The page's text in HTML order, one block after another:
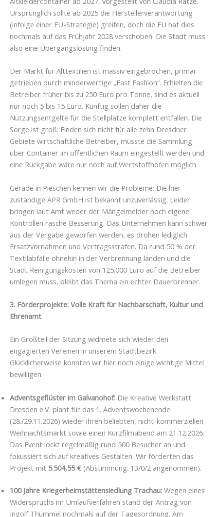
Ursprünglich sollte ab 2025 die Herstellerverantwortung
(infolge einer EU-Strategie) greifen, doch die EU hat dies
nochmals auf das Frühjahr 2028 verschoben. Die Stadt muss
also eine Übergangslösung finden.
Der Markt für Alttextilien ist massiv eingebrochen, primär
getrieben durch minderwertige „Fast Fashion“. Erhielten die
Betreiber früher bis zu 250 Euro pro Tonne, sind es aktuell
nur noch 5 bis 15 Euro. Künftig sollen daher die
Nutzungsentgelte für die Stellplätze komplett entfallen. Die
Sorge ist groß: Finden sich nicht für alle zehn Dresdner
Gebiete wirtschaftliche Betreiber, müsste die Sammlung
über Container im öffentlichen Raum eingestellt werden und
eine Rückgabe wäre nur noch auf Wertstoffhöfen möglich.
Gerade in Pieschen kennen wir die Probleme: Die hier
zuständige APR GmbH ist bekannt unzuverlässig. Leider
bringen laut Amt weder der Mängelmelder noch eigene
Kontrollen rasche Besserung. Das Unternehmen kann schwer
aus der Vergabe geworfen werden, es drohen lediglich
Ersatzvornahmen und Vertragsstrafen. Da rund 50 % der
Textilabfälle ohnehin in der Verbrennung landen und die
Stadt Reinigungskosten von 125.000 Euro auf die Betreiber
umlegen muss, bleibt das Thema ein echter Dauerbrenner.
3. Förderprojekte: Volle Kraft für Nachbarschaft, Kultur und
Ehrenamt
Ein Großteil der Sitzung widmete sich wieder den
engagierten Vereinen in unserem Stadtbezirk.
Glücklicherweise konnten wir hier noch einige wichtige Mittel
bewilligen:
Adventsgeflüster im Galvanohof: Die Kreative Werkstatt
Dresden e.V. plant für das 1. Adventswochenende
(28./29.11.2026) wieder ihren beliebten, nicht-kommerziellen
Weihnachtsmarkt sowie einen Kurzfilmabend am 21.12.2026.
Das Event lockt regelmäßig rund 500 Besucher an und
fokussiert sich auf kreatives Gestalten. Wir förderten das
Projekt mit 5.504,55 € (Abstimmung: 13/0/2 angenommen).
100 Jahre Kriegerheimstättensiedlung Trachau: Wegen eines
Widerspruchs im Umlaufverfahren stand der Antrag von
Ingolf Thümmel nochmals auf der Tagesordnung. Am